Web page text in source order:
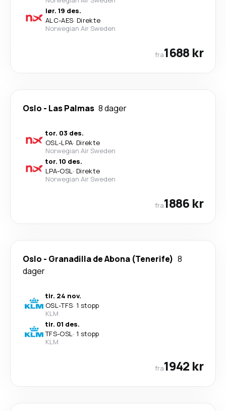
lør. 19 des.
ALC-AES· Direkte
Norwegian Air Sweden
fra1688 kr
Oslo - Las Palmas 8 dager
tor. 03 des.
OSL-LPA· Direkte
Norwegian Air Sweden
tor. 10 des.
LPA-OSL· Direkte
Norwegian Air Sweden
fra1886 kr
Oslo - Granadilla de Abona (Tenerife) 8
dager
tir. 24 nov.
OSL-TFS· 1 stopp
KLM
tir. 01 des.
TFS-OSL· 1 stopp
KLM
fra1942 kr